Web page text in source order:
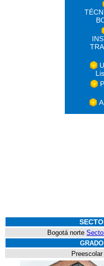
Bogotá norte
Preescolar